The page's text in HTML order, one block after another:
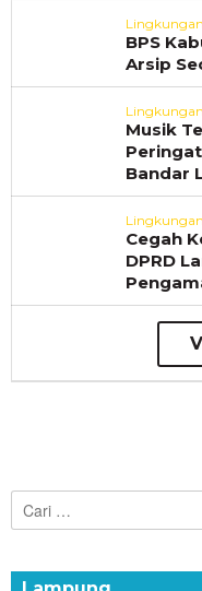
Lingkungan
BPS
Arsip
Lingkungan
Musik
Bandar
Lingkungan
Cegah
DPRD
Cari
untuk: